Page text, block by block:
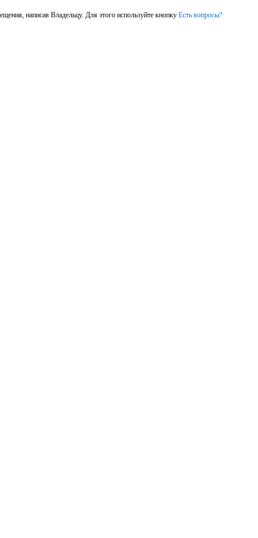
написав Владельцу. Для этого используйте кнопку Есть вопросы?